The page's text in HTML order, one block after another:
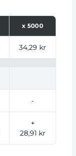
x 5000
34,29 kr
-
+
28,91 kr